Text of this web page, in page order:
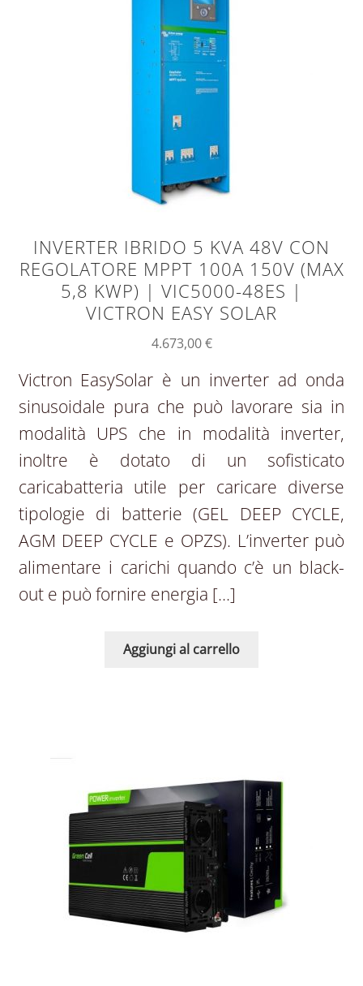
INVERTER IBRIDO 5 KVA 48V CON
REGOLATORE MPPT 100A 150V (MAX
5,8 KWP) | VIC5000-48ES |
VICTRON EASY SOLAR
4.673,00€
Victron EasySolar è un inverter ad onda
sinusoidale pura che può lavorare sia in
modalità UPS che in modalità inverter,
inoltre è dotato di un sofisticato
caricabatteria utile per caricare diverse
tipologie di batterie (GEL DEEP CYCLE,
AGM DEEP CYCLE e OPZS). L’inverter può
alimentare i carichi quando c’è un black-
out e può fornire energia […]
Aggiungi al carrello